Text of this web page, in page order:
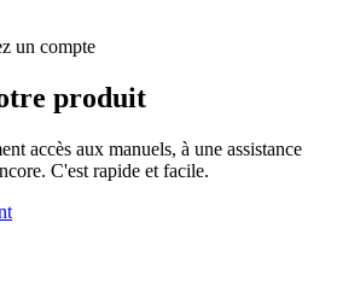
un compte
produit
accès aux manuels, à une assistance
C'est rapide et facile.